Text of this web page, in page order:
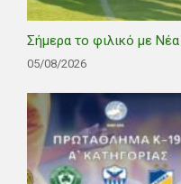
Σήμερα το φιλικό με Νέα
05/08/2026